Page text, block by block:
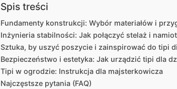
Spis treści
Fundamenty konstrukcji: Wybór materiałów i
Inżynieria stabilności: Jak połączyć stelaż i
Sztuka, by uszyć poszycie i zainspirować do tipi
Bezpieczeństwo i estetyka: Jak urządzić tipi dla
Tipi w ogrodzie: Instrukcja dla majsterkowicza
Najczęstsze pytania (FAQ)